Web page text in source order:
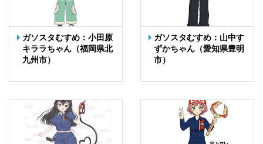
ガソスタむすめ：小田原
キララちゃん（福岡県北
九州市）
ガソスタむすめ：山中す
ずかちゃん（愛知県豊明
市）